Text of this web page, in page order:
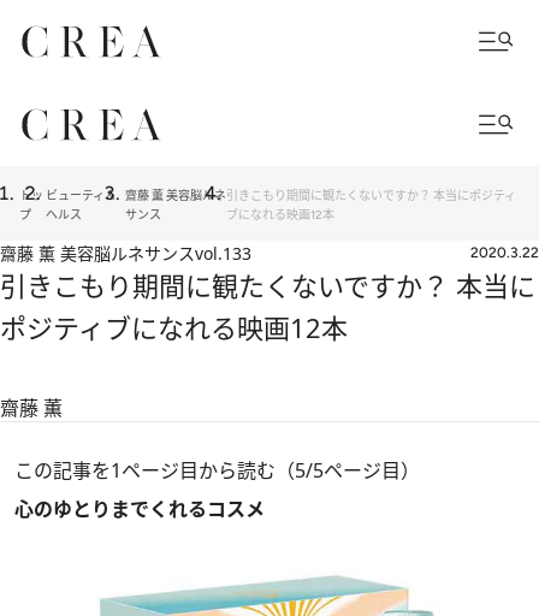
トッ
プ
ビューティ＆
ヘルス
齋藤 薫 美容脳ルネ
サンス
引きこもり期間に観たくないですか？ 本当にポジティ
ブになれる映画12本
齋藤 薫 美容脳ルネサンスvol.133 2020.3.22
引きこもり期間に観たくないですか？ 本当に
ポジティブになれる映画12本
齋藤 薫
この記事を1ページ目から読む（5/5ページ目）
心のゆとりまでくれるコスメ